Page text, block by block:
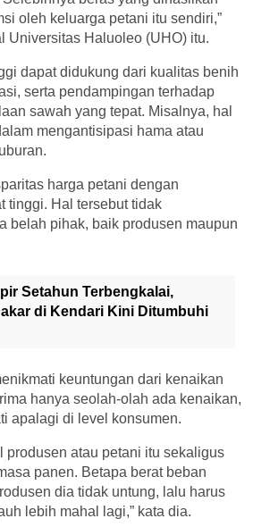
oleh keluarga petani itu sendiri,”
Universitas Haluoleo (UHO) itu.
dapat didukung dari kualitas benih
serta pendampingan terhadap
sawah yang tepat. Misalnya, hal
mengantisipasi hama atau
harga petani dengan
tinggi. Hal tersebut tidak
belah pihak, baik produsen maupun
Setahun Terbengkalai,
di Kendari Kini Ditumbuhi
keuntungan dari kenaikan
hanya seolah-olah ada kenaikan,
apalagi di level konsumen.
produsen atau petani itu sekaligus
panen. Betapa berat beban
dia tidak untung, lalu harus
lebih mahal lagi,” kata dia.